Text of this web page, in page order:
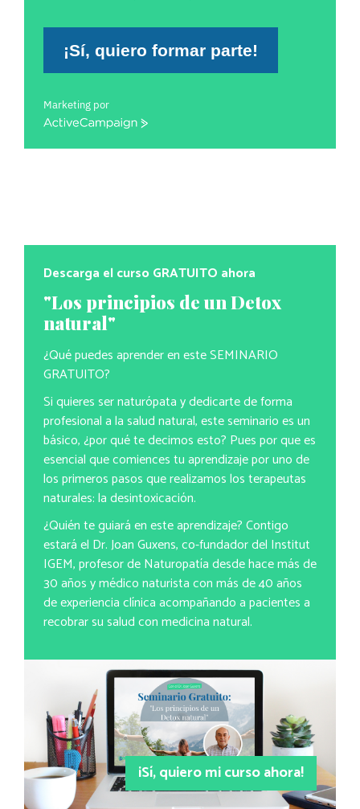
¡Sí, quiero formar parte!
Marketing por
ActiveCampaign
Descarga el curso GRATUITO ahora
"Los principios de un Detox
natural"
¿Qué puedes aprender en este SEMINARIO
GRATUITO?
Si quieres ser naturópata y dedicarte de forma
profesional a la salud natural, este seminario es un
básico, ¿por qué te decimos esto? Pues por que es
esencial que comiences tu aprendizaje por uno de
los primeros pasos que realizamos los terapeutas
naturales: la desintoxicación.
¿Quién te guiará en este aprendizaje? Contigo
estará el Dr. Joan Guxens, co-fundador del Institut
IGEM, profesor de Naturopatía desde hace más de
30 años y médico naturista con más de 40 años
de experiencia clínica acompañando a pacientes a
recobrar su salud con medicina natural.
¡Sí, quiero mi curso ahora!